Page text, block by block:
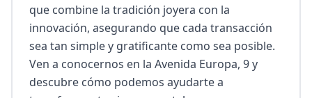
que combine la tradición joyera con la
innovación, asegurando que cada transacción
sea tan simple y gratificante como sea posible.
Ven a conocernos en la Avenida Europa, 9 y
descubre cómo podemos ayudarte a